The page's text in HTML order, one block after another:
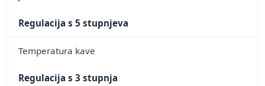
Regulacija s 5 stupnjeva
Temperatura kave
Regulacija s 3 stupnja